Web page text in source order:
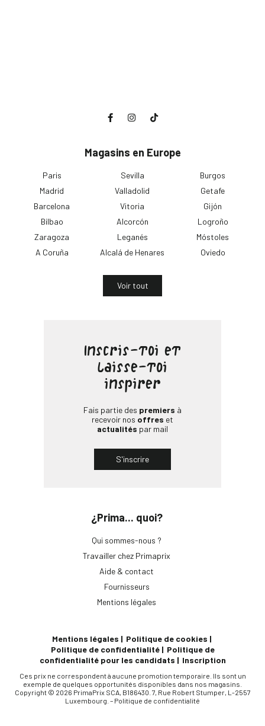
Magasins en Europe
Paris
Madrid
Barcelona
Bilbao
Zaragoza
A Coruña
Sevilla
Valladolid
Vitoria
Alcorcón
Leganés
Alcalá de Henares
Burgos
Getafe
Gijón
Logroño
Móstoles
Oviedo
Voir tout
¿Prima... quoi?
Qui sommes-nous ?
Travailler chez Primaprix
Aide & contact
Fournisseurs
Mentions légales
Inscris-toi et
laisse-toi
inspirer
Fais partie des premiers à
recevoir nos offres et
actualités par mail
S'inscrire
Mentions légales
Politique de cookies
Politique de confidentialité
Politique de
confidentialité pour les candidats
Inscription
Ces prix ne correspondent à aucune promotion temporaire. Ils sont un
exemple de quelques opportunités disponibles dans nos magasins.
Copyright © 2026 PrimaPrix SCA, B186430. 7, Rue Robert Stumper, L-2557
Luxembourg. – Politique de confidentialité